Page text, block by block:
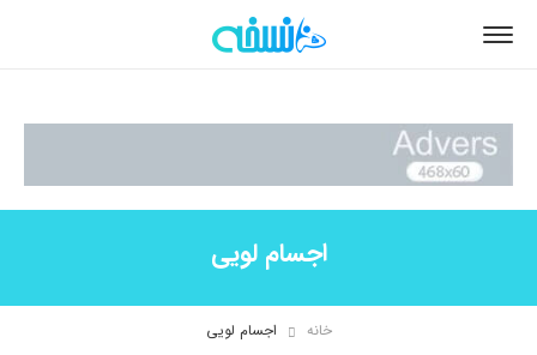
اجسام لویی
خانه اجسام لویی